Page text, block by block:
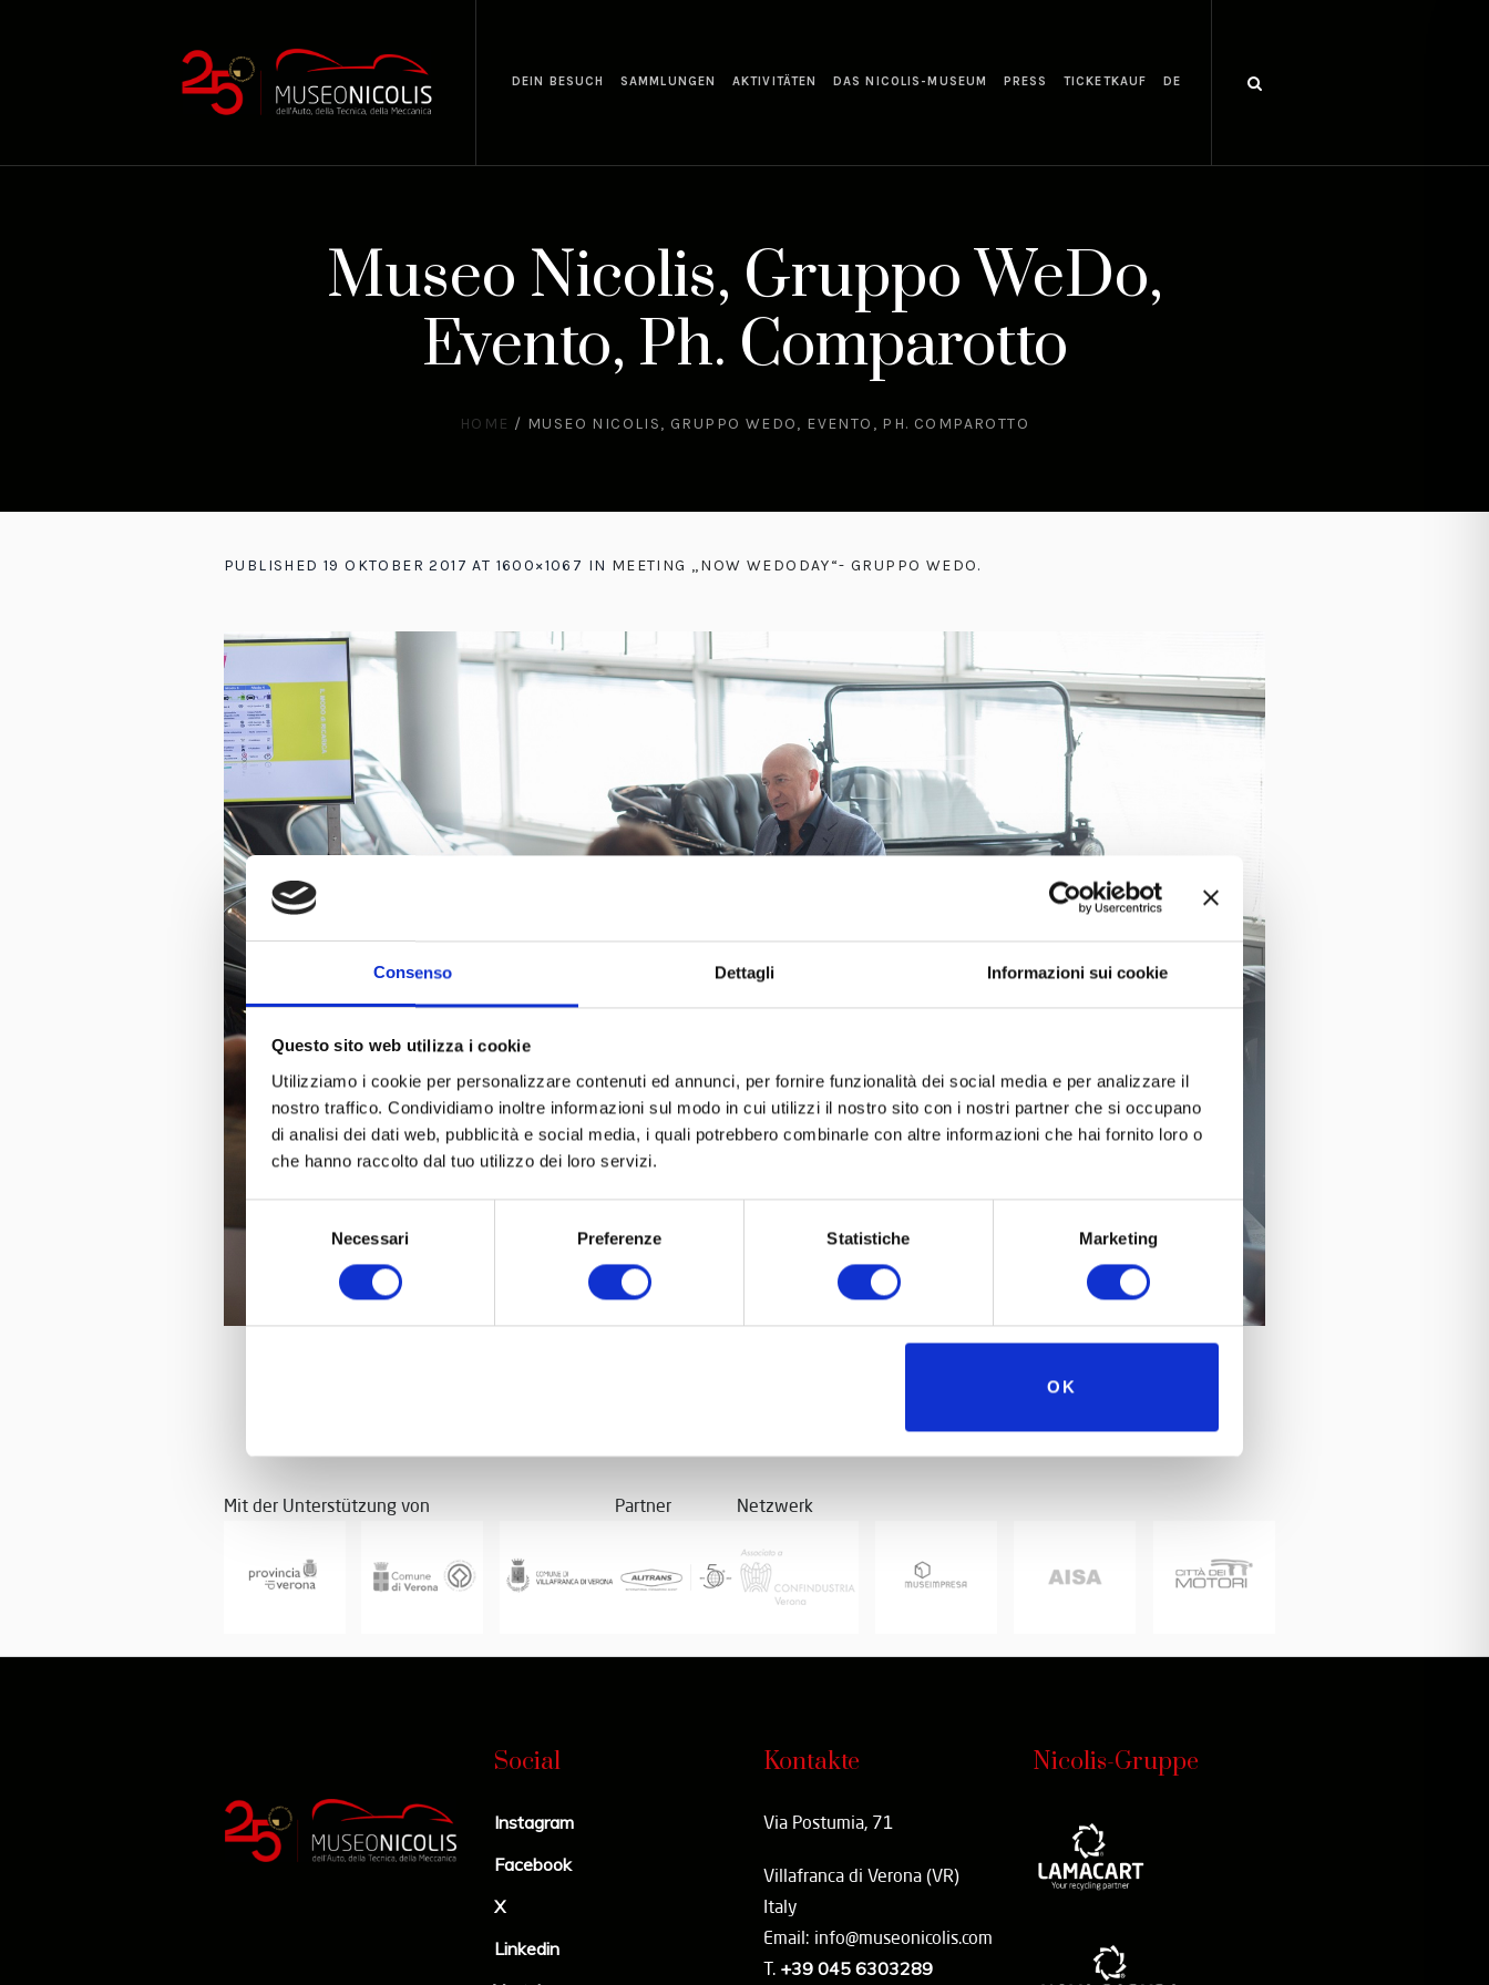
Consenso Dettagli Informazioni sui cookie
Questo sito web utilizza i cookie
Utilizziamo i cookie per personalizzare contenuti ed annunci, per fornire funzionalità dei social media e per analizzare il
nostro traffico. Condividiamo inoltre informazioni sul modo in cui utilizzi il nostro sito con i nostri partner che si occupano
di analisi dei dati web, pubblicità e social media, i quali potrebbero combinarle con altre informazioni che hai fornito loro o
che hanno raccolto dal tuo utilizzo dei loro servizi.
Necessari Preferenze Statistiche Marketing
OK
DEIN BESUCH SAMMLUNGEN AKTIVITÄTEN DAS NICOLIS-MUSEUM PRESS TICKETKAUF DE
Museo Nicolis, Gruppo WeDo,
Evento, Ph. Comparotto
HOME / MUSEO NICOLIS, GRUPPO WEDO, EVENTO, PH. COMPAROTTO
PUBLISHED 19 OKTOBER 2017 AT 1600×1067 IN MEETING „NOW WEDODAY“- GRUPPO WEDO.
Mit der Unterstützung von Partner Netzwerk
Social
Instagram
Facebook
X
Linkedin
Kontakte
Via Postumia, 71
Villafranca di Verona (VR)
Italy
Email: info@museonicolis.com
T. +39 045 6303289
Nicolis-Gruppe